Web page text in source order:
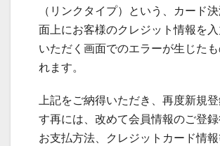
（リンクタイプ）という、カード
面上にお客様のクレジット情報を
いただく画面でのエラーが生じた
れます。
上記をご納得いただき、再度新規登
す再には、改めて会員情報のご登
お支払方法、クレジットカード情